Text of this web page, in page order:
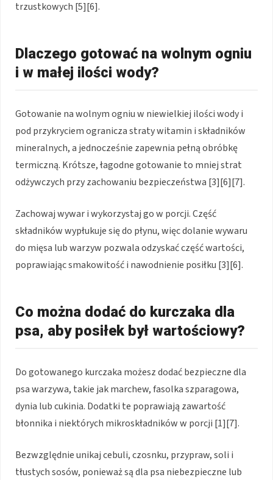
trzustkowych [5][6].
Dlaczego gotować na wolnym ogniu
i w małej ilości wody?
Gotowanie na wolnym ogniu w niewielkiej ilości wody i
pod przykryciem ogranicza straty witamin i składników
mineralnych, a jednocześnie zapewnia pełną obróbkę
termiczną. Krótsze, łagodne gotowanie to mniej strat
odżywczych przy zachowaniu bezpieczeństwa [3][6][7].
Zachowaj wywar i wykorzystaj go w porcji. Część
składników wypłukuje się do płynu, więc dolanie wywaru
do mięsa lub warzyw pozwala odzyskać część wartości,
poprawiając smakowitość i nawodnienie posiłku [3][6].
Co można dodać do kurczaka dla
psa, aby posiłek był wartościowy?
Do gotowanego kurczaka możesz dodać bezpieczne dla
psa warzywa, takie jak marchew, fasolka szparagowa,
dynia lub cukinia. Dodatki te poprawiają zawartość
błonnika i niektórych mikroskładników w porcji [1][7].
Bezwzględnie unikaj cebuli, czosnku, przypraw, soli i
tłustych sosów, ponieważ są dla psa niebezpieczne lub